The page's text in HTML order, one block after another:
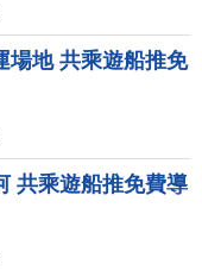
場地 共乘遊船推免
共乘遊船推免費導